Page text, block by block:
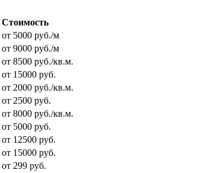
Стоимость
от 5000 руб./м
от 9000 руб./м
от 8500 руб./кв.м.
от 15000 руб.
от 2000 руб./кв.м.
от 2500 руб.
от 8000 руб./кв.м.
от 5000 руб.
от 12500 руб.
от 15000 руб.
от 299 руб.